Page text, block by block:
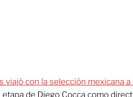
viajó con la selección mexicana a
etapa de Diego Cocca como